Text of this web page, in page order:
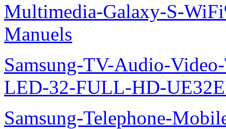
Multimedia-Galaxy-S-
Manuels
Samsung-TV-Audio-
LED-32-FULL-HD-
Samsung-Telephone-